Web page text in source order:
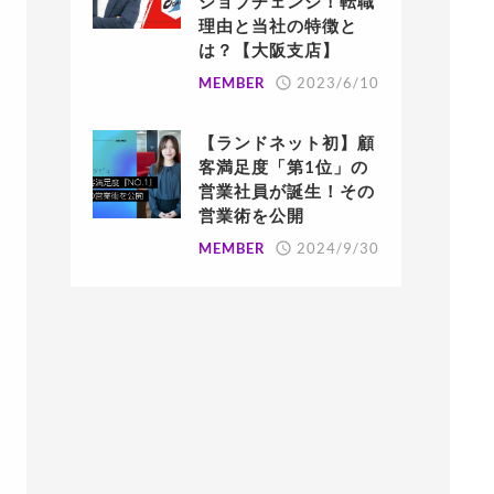
理由と当社の特徴と
は？【大阪支店】
MEMBER 2023/6/10
【ランドネット初】顧
客満足度「第1位」の
営業社員が誕生！その
営業術を公開
MEMBER 2024/9/30